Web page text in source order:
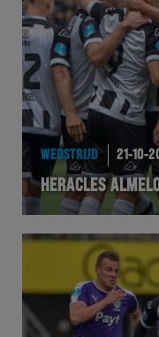
WEDSTRIJD 21-10-
HERACLES